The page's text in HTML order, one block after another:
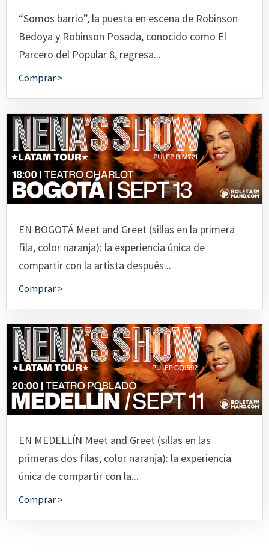
“Somos barrio”, la puesta en escena de Robinson
Bedoya y Robinson Posada, conocido como El
Parcero del Popular 8, regresa...
Comprar >
EN BOGOTÁ Meet and Greet (sillas en la primera
fila, color naranja): la experiencia única de
compartir con la artista después...
Comprar >
EN MEDELLÍN Meet and Greet (sillas en las
primeras dos filas, color naranja): la experiencia
única de compartir con la...
Comprar >